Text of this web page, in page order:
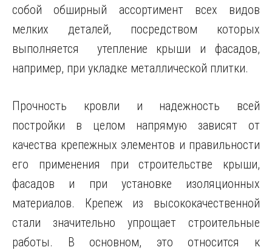
собой обширный ассортимент всех видов
мелких деталей, посредством которых
выполняется утепление крыши и фасадов,
например, при укладке металлической плитки.
Прочность кровли и надежность всей
постройки в целом напрямую зависят от
качества крепежных элементов и правильности
его применения при строительстве крыши,
фасадов и при установке изоляционных
материалов. Крепеж из высококачественной
стали значительно упрощает строительные
работы. В основном, это относится к